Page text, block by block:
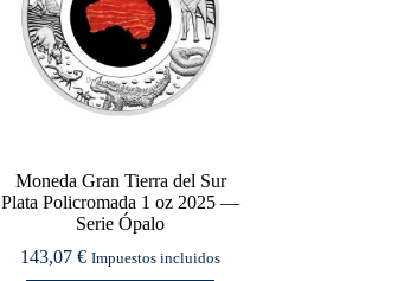
Moneda Gran Tierra del Sur
Plata Policromada 1 oz 2025 —
Serie Ópalo
143,07€ Impuestos incluidos